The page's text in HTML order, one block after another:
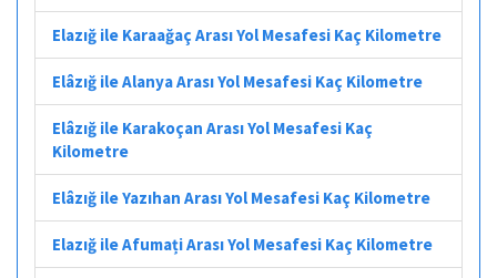
Elazığ ile Karaağaç Arası Yol Mesafesi Kaç Kilometre
Elâzığ ile Alanya Arası Yol Mesafesi Kaç Kilometre
Elâzığ ile Karakoçan Arası Yol Mesafesi Kaç
Kilometre
Elâzığ ile Yazıhan Arası Yol Mesafesi Kaç Kilometre
Elazığ ile Afumați Arası Yol Mesafesi Kaç Kilometre